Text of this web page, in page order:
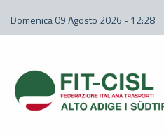
Domenica 09 Agosto 2026 - 12:28